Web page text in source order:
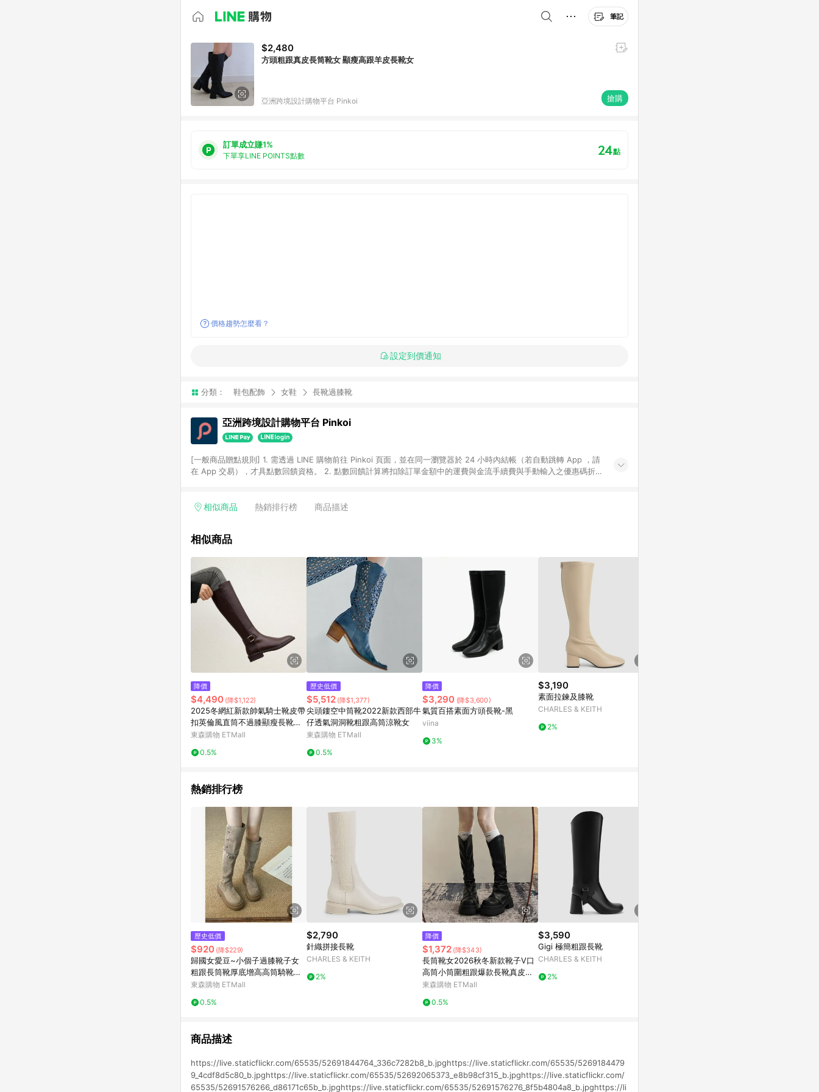
筆記
$2,480
方頭粗跟真皮長筒靴女 顯瘦高跟羊皮長靴女
亞洲跨境設計購物平台 Pinkoi 搶購
訂單成立賺1%
下單享LINE POINTS點數 24點
價格趨勢怎麼看？
設定到價通知
分類： 鞋包配飾 女鞋 長靴過膝靴
亞洲跨境設計購物平台 Pinkoi
[一般商品贈點規則] 1. 需透過 LINE 購物前往 Pinkoi 頁面，並在同一瀏覽器於 24 小時內結帳（若自動跳轉 App ，請
在 App 交易），才具點數回饋資格。 2. 點數回饋計算將扣除訂單金額中的運費與金流手續費與手動輸入之優惠碼折
格，部分退款不在此限。 6. APP 請更新至Android v4.6.0 / iOS v4.1.5 以上才具贈點資格。 7. 點數將於出貨後 45 天
使用規則請以點數紅包活動說明為準。 11. 若於 LINE 購物前往 Pinkoi 頁面後才首次下載 Pinkoi APP 並完成訂單，不
相似商品 熱銷排行榜 商品描述
相似商品
降價
$4,490 (降$1,122)
2025冬網紅新款帥氣騎士靴皮帶
扣英倫風直筒不過膝顯瘦長靴棕
色女
東森購物 ETMall
0.5%
歷史低價
$5,512 (降$1,377)
尖頭鏤空中筒靴2022新款西部牛
仔透氣洞洞靴粗跟高筒涼靴女
東森購物 ETMall
0.5%
降價
$3,290 (降$3,600)
氣質百搭素面方頭長靴-黑
viina
3%
$3,190
素面拉鍊及膝靴
CHARLES & KEITH
2%
熱銷排行榜
歷史低價
$920 (降$229)
歸國女愛豆~小個子過膝靴子女
粗跟長筒靴厚底增高高筒騎靴馬
丁靴
東森購物 ETMall
0.5%
$2,790
針織拼接長靴
CHARLES & KEITH
2%
降價
$1,372 (降$343)
長筒靴女2026秋冬新款靴子V口
高筒小筒圍粗跟爆款長靴真皮騎
士靴
東森購物 ETMall
0.5%
$3,590
Gigi 極簡粗跟長靴
CHARLES & KEITH
2%
商品描述
https://live.staticflickr.com/65535/52691844764_336c7282b8_b.jpghttps://live.staticflickr.com/65535/5269184479
9_4cdf8d5c80_b.jpghttps://live.staticflickr.com/65535/52692065373_e8b98cf315_b.jpghttps://live.staticflickr.com/
65535/52691576266_d86171c65b_b.jpghttps://live.staticflickr.com/65535/52691576276_8f5b4804a8_b.jpghttps://li